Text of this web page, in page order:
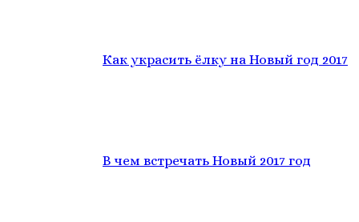
Как украсить ёлку на Новый год 2017
В чем встречать Новый 2017 год